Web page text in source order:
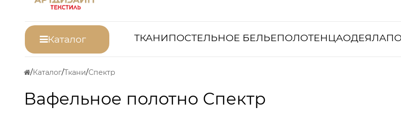
Каталог ТКАНИПОСТЕЛЬНОЕ БЕЛЬЕПОЛОТЕНЦАОДЕЯЛА
Каталог Ткани Спектр
Вафельное полотно Спектр